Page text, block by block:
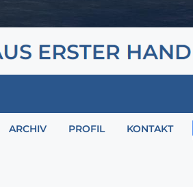
ARCHIV PROFIL KONTAKT